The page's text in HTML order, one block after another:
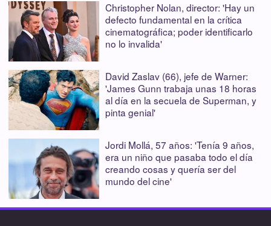
Christopher Nolan, director: 'Hay un
defecto fundamental en la crítica
cinematográfica; poder identificarlo
no lo invalida'
David Zaslav (66), jefe de Warner:
'James Gunn trabaja unas 18 horas
al día en la secuela de Superman, y
pinta genial'
Jordi Mollá, 57 años: 'Tenía 9 años,
era un niño que pasaba todo el día
creando cosas y quería ser del
mundo del cine'